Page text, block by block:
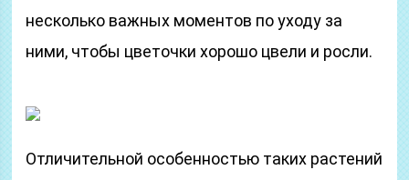
несколько важных моментов по уходу за
ними, чтобы цветочки хорошо цвели и росли.
Отличительной особенностью таких растений